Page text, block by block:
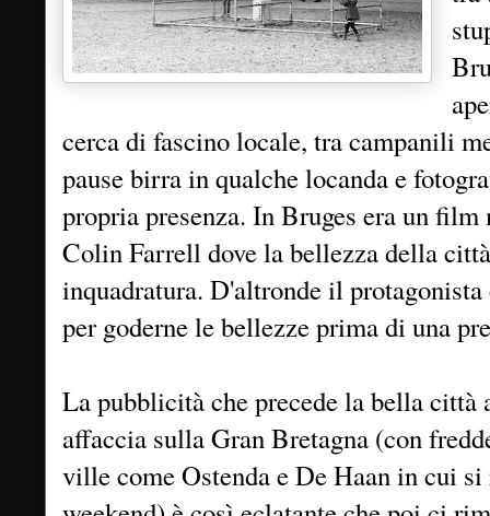
cerca di fascino locale, tra campanili
pause birra in qualche locanda e
propria presenza. In Bruges era un
Colin Farrell dove la bellezza della
inquadratura. D'altronde il
per goderne le bellezze prima di una
La pubblicità che precede la bella città
affaccia sulla Gran Bretagna (con
ville come Ostenda e De Haan in cui